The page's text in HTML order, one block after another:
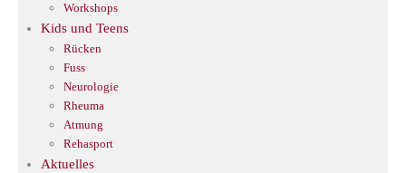
Workshops
Kids und Teens
Rücken
Fuss
Neurologie
Rheuma
Atmung
Rehasport
Aktuelles